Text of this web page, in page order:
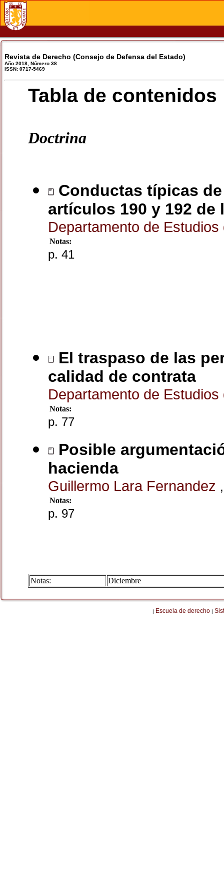
Revista de Derecho (Consejo de Defensa del Estado)
Año 2018, Número 38
ISSN: 0717-5469
Tabla de contenidos
Doctrina
Conductas típicas
artículos 190 y 192 de
Departamento de
Notas:
p. 41
El traspaso de las
calidad de contrata
Departamento de
Notas:
p. 77
Posible
hacienda
Guillermo Lara Fernandez ,
Notas:
p. 97
Notas: Diciembre
| Escuela de derecho |